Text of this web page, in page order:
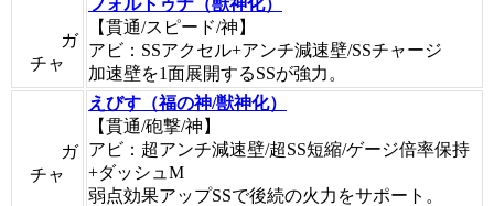
ガ
チャ
【貫通/スピード/神】
アビ：SSアクセル+アンチ減速壁/SSチャージ
加速壁を1面展開するSSが強力。
ガ
チャ
えびす（福の神/獣神化）
【貫通/砲撃/神】
アビ：超アンチ減速壁/超SS短縮/ゲージ倍率保持
+ダッシュM
弱点効果アップSSで後続の火力をサポート。